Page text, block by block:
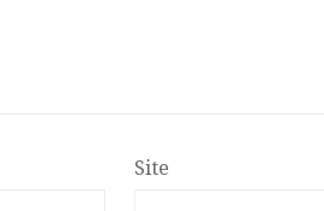
Site